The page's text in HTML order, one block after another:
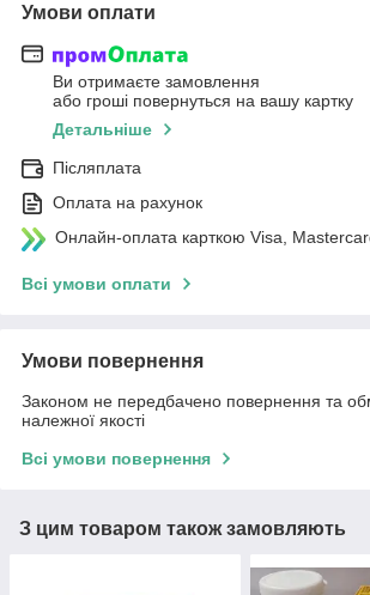
Умови оплати
Ви отримаєте замовлення
або гроші повернуться на вашу картку
Детальніше
Післяплата
Оплата на рахунок
Онлайн-оплата карткою Visa,
Всі умови оплати
Умови повернення
Законом не передбачено повернення та
належної якості
Всі умови повернення
З цим товаром також замовляють